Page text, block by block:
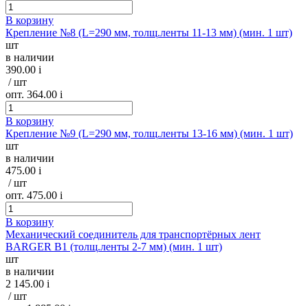
В корзину
Крепление №8 (L=290 мм, толщ.ленты 11-13 мм) (мин. 1 шт)
шт
в наличии
390.00 i
/ шт
опт. 364.00 i
В корзину
Крепление №9 (L=290 мм, толщ.ленты 13-16 мм) (мин. 1 шт)
шт
в наличии
475.00 i
/ шт
опт. 475.00 i
В корзину
Механический соединитель для транспортёрных лент
BARGER B1 (толщ.ленты 2-7 мм) (мин. 1 шт)
шт
в наличии
2 145.00 i
/ шт